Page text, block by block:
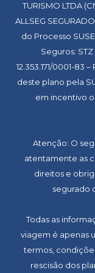
TURISMO LTDA
ALLSEG
do Processo
Seguros:
12.353.171/0001-83
deste plano pela
em incentivo
Atenção: O
atentamente as
direitos e
segurado
Todas as
viagem é apenas
termos,
rescisão dos